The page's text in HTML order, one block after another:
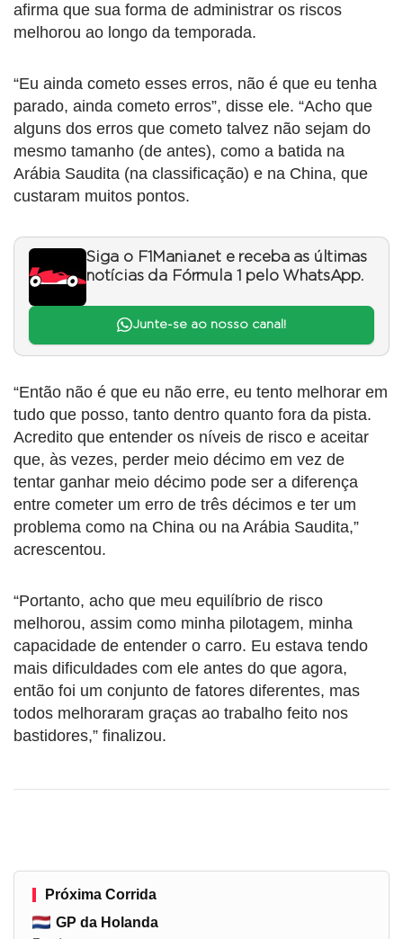
afirma que sua forma de administrar os riscos
melhorou ao longo da temporada.
“Eu ainda cometo esses erros, não é que eu tenha
parado, ainda cometo erros”, disse ele. “Acho que
alguns dos erros que cometo talvez não sejam do
mesmo tamanho (de antes), como a batida na
Arábia Saudita (na classificação) e na China, que
custaram muitos pontos.
Siga o F1Mania.net e receba as últimas
notícias da Fórmula 1 pelo WhatsApp.
Junte-se ao nosso canal!
“Então não é que eu não erre, eu tento melhorar em
tudo que posso, tanto dentro quanto fora da pista.
Acredito que entender os níveis de risco e aceitar
que, às vezes, perder meio décimo em vez de
tentar ganhar meio décimo pode ser a diferença
entre cometer um erro de três décimos e ter um
problema como na China ou na Arábia Saudita,”
acrescentou.
“Portanto, acho que meu equilíbrio de risco
melhorou, assim como minha pilotagem, minha
capacidade de entender o carro. Eu estava tendo
mais dificuldades com ele antes do que agora,
então foi um conjunto de fatores diferentes, mas
todos melhoraram graças ao trabalho feito nos
bastidores,” finalizou.
Próxima Corrida
GP da Holanda